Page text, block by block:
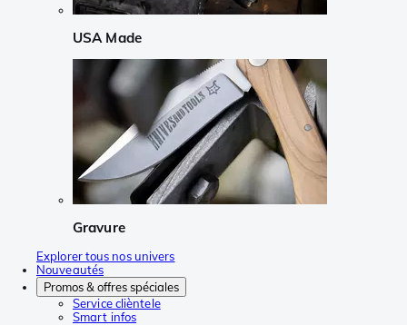
USA Made
Gravure
Explorer tous nos univers
Nouveautés
Promos & offres spéciales
Service clièntele
Smart infos